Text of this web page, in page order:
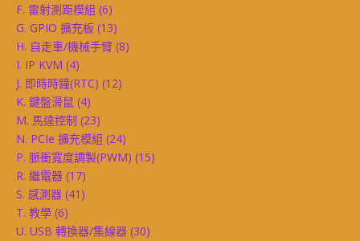
F. 雷射測距模組 (6)
G. GPIO 擴充板 (13)
H. 自走車/機械手臂 (8)
I. IP KVM (4)
J. 即時時鐘(RTC) (12)
K. 鍵盤滑鼠 (4)
M. 馬達控制 (23)
N. PCIe 擴充模組 (24)
P. 脈衝寬度調製(PWM) (15)
R. 繼電器 (17)
S. 感測器 (41)
T. 教學 (6)
U. USB 轉換器/集線器 (30)